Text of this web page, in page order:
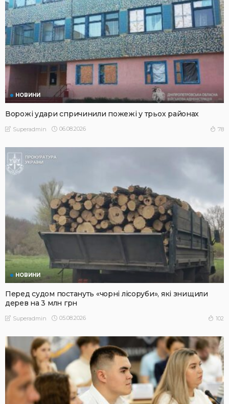
НОВИНИ
Ворожі удари спричинили пожежі у трьох районах
Superadmin 06.08.2026 78
НОВИНИ
Перед судом постануть «чорні лісоруби», які знищили
дерев на 3 млн грн
Superadmin 05.08.2026 102